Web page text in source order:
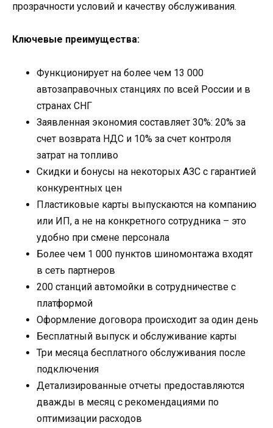
прозрачности условий и качеству обслуживания.
Ключевые преимущества:
Функционирует на более чем 13 000
автозаправочных станциях по всей России и в
странах СНГ
Заявленная экономия составляет 30%: 20% за
счет возврата НДС и 10% за счет контроля
затрат на топливо
Скидки и бонусы на некоторых АЗС с гарантией
конкурентных цен
Пластиковые карты выпускаются на компанию
или ИП, а не на конкретного сотрудника – это
удобно при смене персонала
Более чем 1 000 пунктов шиномонтажа входят
в сеть партнеров
200 станций автомойки в сотрудничестве с
платформой
Оформление договора происходит за один день
Бесплатный выпуск и обслуживание карты
Три месяца бесплатного обслуживания после
подключения
Детализированные отчеты предоставляются
дважды в месяц с рекомендациями по
оптимизации расходов